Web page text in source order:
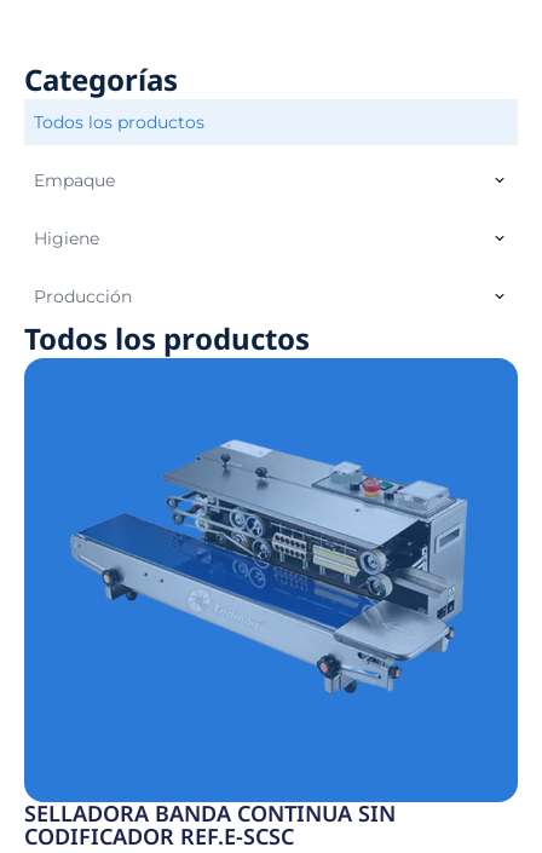
Categorías
Empaque
Higiene
Producción
Todos los productos
Todos los productos
SELLADORA BANDA CONTINUA SIN
CODIFICADOR REF.E-SCSC